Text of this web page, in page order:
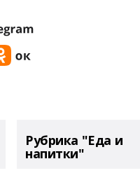
Рубрика "Еда и
напитки"